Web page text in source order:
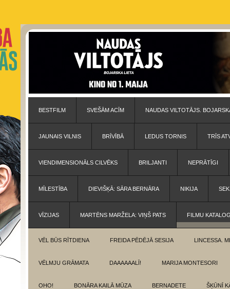
BESTFILM SVEŠĀM ACĪM NAUDAS VILTOTĀJS.
JAUNAIS VILNIS BRĪVĪBĀ LEDUS TORNIS TRĪS
VIENDIMENSIONĀLS CILVĒKS BRILJANTI NEPRĀTĪGI
MĪLESTĪBA DIEVIŠĶĀ: SĀRA BERNĀRA NIKIJA
VĪZIJAS MARTĒNS MARŽELA: VIŅŠ PATS FILMU
VĒL BŪS RĪTDIENA FREIDA PĒDĒJĀ SESIJA LINCESSA.
VĒLMJU GRĀMATA DAAAAAALĪ! MARIJA MONTESORI
OHO! BONĀRA KAILĀ MŪZA BERNADETE ŠĶŪNĪ